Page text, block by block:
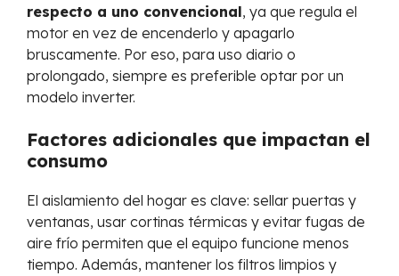
respecto a uno convencional, ya que regula el
motor en vez de encenderlo y apagarlo
bruscamente. Por eso, para uso diario o
prolongado, siempre es preferible optar por un
modelo inverter.
Factores adicionales que impactan el
consumo
El aislamiento del hogar es clave: sellar puertas y
ventanas, usar cortinas térmicas y evitar fugas de
aire frío permiten que el equipo funcione menos
tiempo. Además, mantener los filtros limpios y